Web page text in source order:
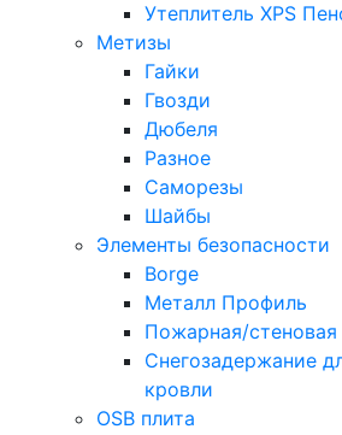
Утеплитель XPS
Метизы
Гайки
Гвозди
Дюбеля
Разное
Саморезы
Шайбы
Элементы безопасности
Borge
Металл Профиль
Пожарная/стеновая
Снегозадержание
кровли
OSB плита